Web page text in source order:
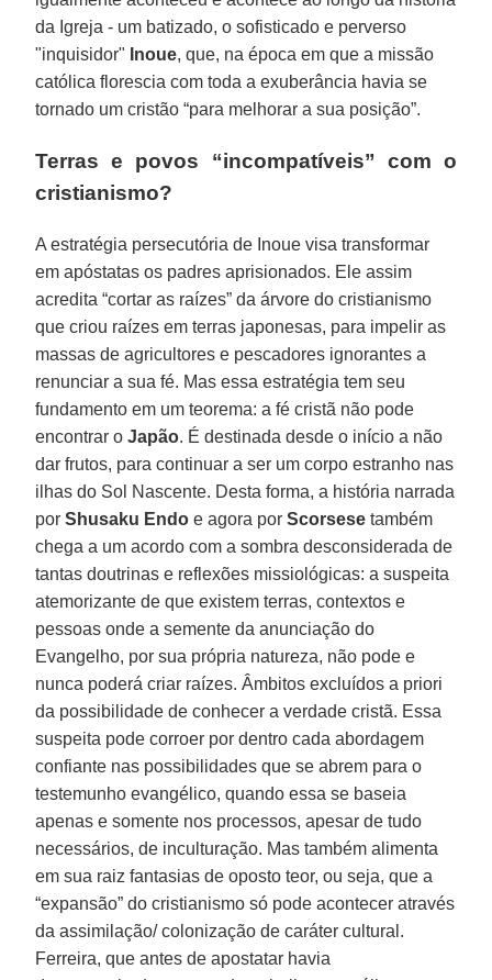
da Igreja - um batizado, o sofisticado e perverso
"inquisidor" Inoue, que, na época em que a missão
católica florescia com toda a exuberância havia se
tornado um cristão “para melhorar a sua posição”.
Terras e povos “incompatíveis” com o
cristianismo?
A estratégia persecutória de Inoue visa transformar
em apóstatas os padres aprisionados. Ele assim
acredita “cortar as raízes” da árvore do cristianismo
que criou raízes em terras japonesas, para impelir as
massas de agricultores e pescadores ignorantes a
renunciar a sua fé. Mas essa estratégia tem seu
fundamento em um teorema: a fé cristã não pode
encontrar oJapão. É destinada desde o início a não
dar frutos, para continuar a ser um corpo estranho nas
ilhas do Sol Nascente. Desta forma, a história narrada
porShusaku Endo e agora porScorsese também
chega a um acordo com a sombra desconsiderada de
tantas doutrinas e reflexões missiológicas: a suspeita
atemorizante de que existem terras, contextos e
pessoas onde a semente da anunciação do
Evangelho, por sua própria natureza, não pode e
nunca poderá criar raízes. Âmbitos excluídos a priori
da possibilidade de conhecer a verdade cristã. Essa
suspeita pode corroer por dentro cada abordagem
confiante nas possibilidades que se abrem para o
testemunho evangélico, quando essa se baseia
apenas e somente nos processos, apesar de tudo
necessários, de inculturação. Mas também alimenta
em sua raiz fantasias de oposto teor, ou seja, que a
“expansão” do cristianismo só pode acontecer através
da assimilação/ colonização de caráter cultural.
Ferreira, que antes de apostatar havia